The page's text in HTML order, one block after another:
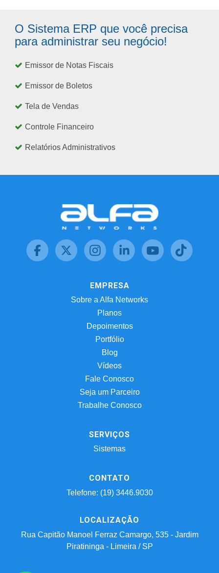
O Sistema ERP que você precisa
para administrar seu negócio!
Emissor de Notas Fiscais
Emissor de Boletos
Tela de Vendas
Controle Financeiro
Relatórios Administrativos
EMPRESA
Sobre a Alfa Networks
Planos
Depoimentos
Portfólio
Blog
Vídeos
Fale Conosco
Seja um Parceiro
Trabalhe Conosco
SERVIÇOS
Sistemas
CONTATO
Telefone: (19) 3446.9030
LOCALIZAÇÃO
Rua Capitão Manoel Ferraz Camargo, 535 - Jardim
Piratininga - Limeira / SP